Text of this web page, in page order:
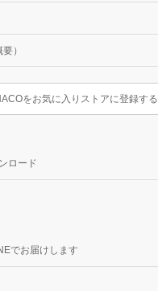
）
をお気に入りストアに登録する
ロード
でお届けします